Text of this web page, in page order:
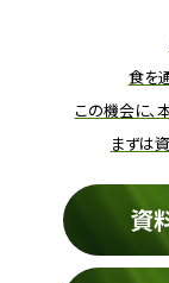
食を
この機会に、
まずは
資